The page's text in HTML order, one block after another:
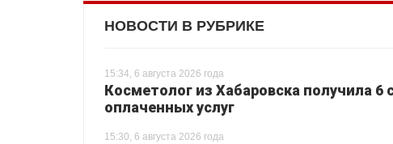
НОВОСТИ В РУБРИКЕ
15:34, 6 августа 2026 года
Косметолог из Хабаровска получила
оплаченных услуг
15:30, 6 августа 2026 года